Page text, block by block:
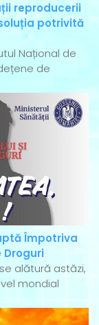
reproducerii
potrivită
Național de
de
Împotriva
Droguri
alătură astăzi,
mondial